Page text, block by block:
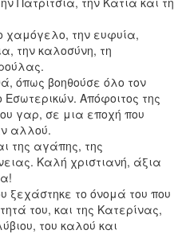
χαμόγελο, την ευφυία,
την καλοσύνη, τη
όπως βοηθούσε όλο τον
Απόφοιτος της
γαρ, σε μια εποχή που
αλλού.
της αγάπης, της
Καλή χριστιανή, άξια
ξεχάστηκε το όνομά του που
του, και της Κατερίνας,
του καλού και